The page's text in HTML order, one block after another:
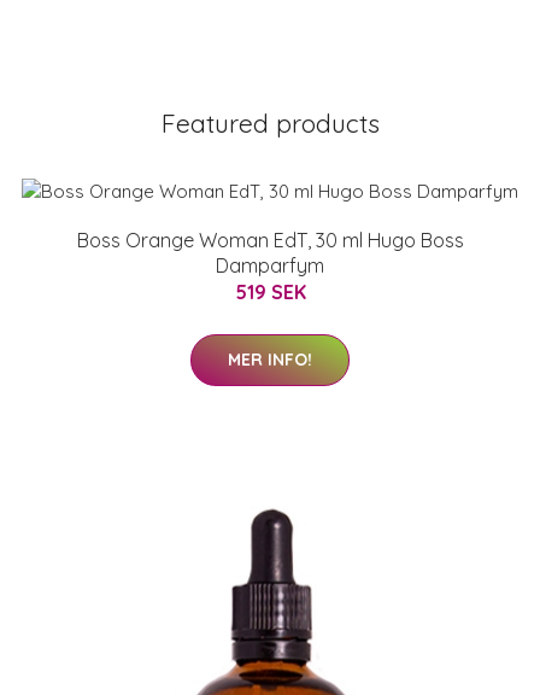
Featured products
Boss Orange Woman EdT, 30 ml Hugo Boss
Damparfym
519 SEK
MER INFO!